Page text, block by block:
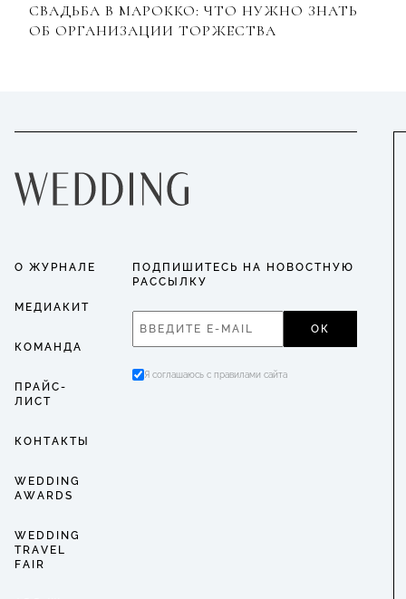
СВАДЬБА В МАРОККО: ЧТО НУЖНО ЗНАТЬ
ОБ ОРГАНИЗАЦИИ ТОРЖЕСТВА
О ЖУРНАЛЕ
МЕДИАКИТ
КОМАНДА
ПРАЙС-
ЛИСТ
КОНТАКТЫ
WEDDING
AWARDS
WEDDING
TRAVEL
FAIR
ПОДПИШИТЕСЬ НА НОВОСТНУЮ
РАССЫЛКУ
ОК
Я соглашаюсь с правилами сайта